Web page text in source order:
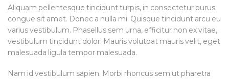
Aliquam pellentesque tincidunt turpis, in consectetur purus
congue sit amet. Donec a nulla mi. Quisque tincidunt arcu eu
varius vestibulum. Phasellus sem urna, efficitur non ex vitae,
vestibulum tincidunt dolor. Mauris volutpat mauris velit, eget
malesuada ligula tempor malesuada.
Nam id vestibulum sapien. Morbi rhoncus sem ut pharetra